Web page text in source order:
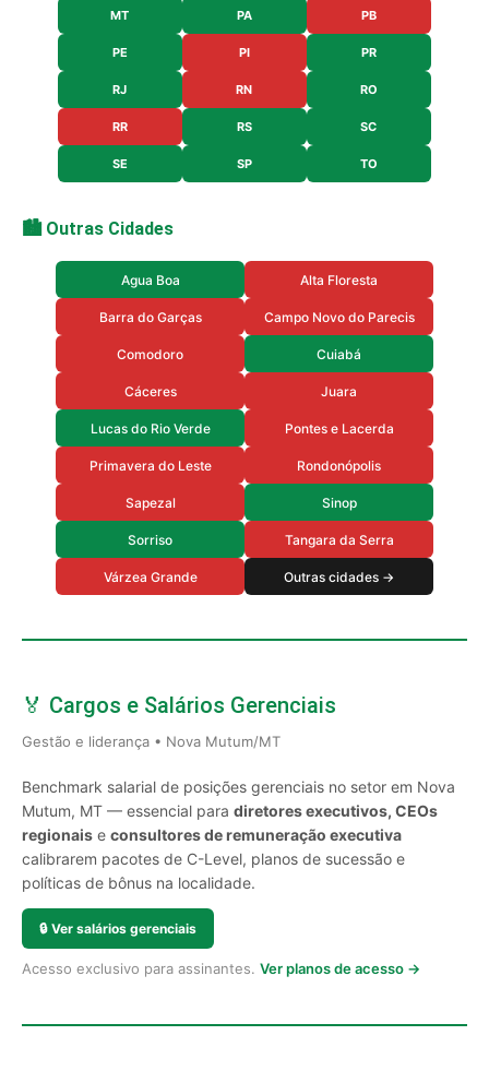
MT PA PB
PE PI PR
RJ RN RO
RR RS SC
SE SP TO
🏙️ Outras Cidades
Agua Boa Alta Floresta
Barra do Garças Campo Novo do Parecis
Comodoro Cuiabá
Cáceres Juara
Lucas do Rio Verde Pontes e Lacerda
Primavera do Leste Rondonópolis
Sapezal Sinop
Sorriso Tangara da Serra
Várzea Grande Outras cidades →
🏅 Cargos e Salários Gerenciais
Gestão e liderança • Nova Mutum/MT
Benchmark salarial de posições gerenciais no setor em Nova
Mutum, MT — essencial para diretores executivos, CEOs
regionais e consultores de remuneração executiva
calibrarem pacotes de C-Level, planos de sucessão e
políticas de bônus na localidade.
🔒 Ver salários gerenciais
Acesso exclusivo para assinantes. Ver planos de acesso →